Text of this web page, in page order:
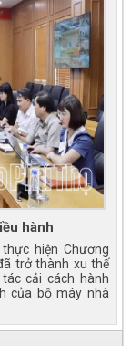
hành
hiện Chương
trở thành xu thế
cải cách hành
của bộ máy nhà